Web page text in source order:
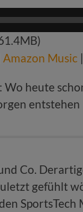
Amazon Music |
Co.
gefühlt
SportsTech